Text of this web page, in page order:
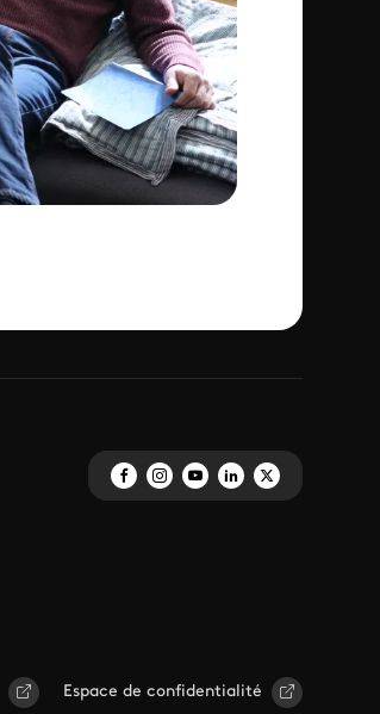
Espace de confidentialité